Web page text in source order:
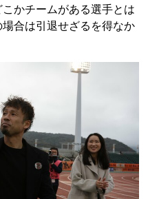
かチームがある選手とは
合は引退せざるを得なか